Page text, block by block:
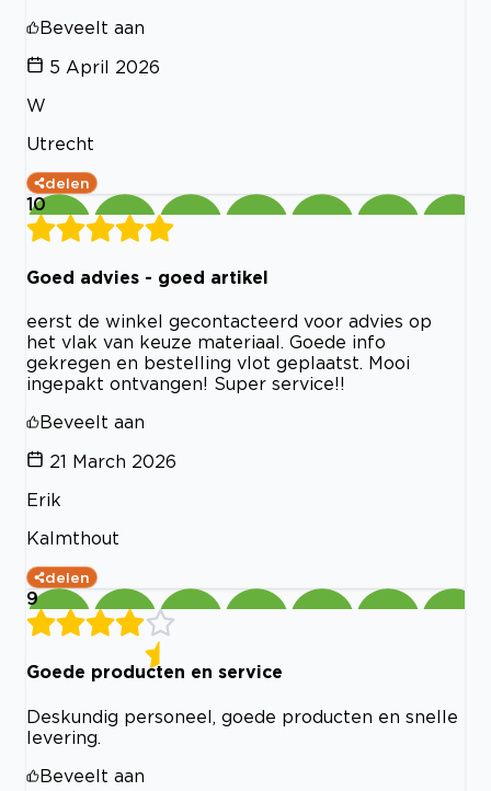
Beveelt aan
5 April 2026
W
Utrecht
delen
10
Goed advies - goed artikel
eerst de winkel gecontacteerd voor advies op
het vlak van keuze materiaal. Goede info
gekregen en bestelling vlot geplaatst. Mooi
ingepakt ontvangen! Super service!!
Beveelt aan
21 March 2026
Erik
Kalmthout
delen
9
Goede producten en service
Deskundig personeel, goede producten en snelle
levering.
Beveelt aan